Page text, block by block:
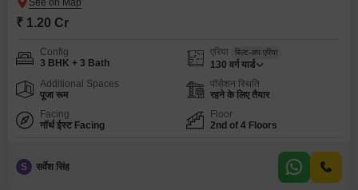
₹ 1.20 Cr
Config
3 BHK + 3 Bath
एरिया बिल्ट-अप एरिया
130 वर्ग यार्ड
Additional Spaces
पूजा रूम
पॉसेशन स्थिति
रहने के लिए तैयार
Facing
नॉर्थ ईस्ट Facing
Floor
2nd of 4 Floors
S सर्वेश सिंह